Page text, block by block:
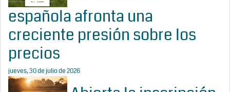
española afronta una
creciente presión sobre los
precios
jueves, 30 de julio de 2026